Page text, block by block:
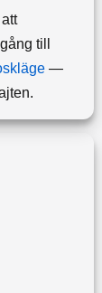
till
—